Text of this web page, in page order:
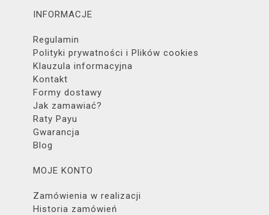
INFORMACJE
Regulamin
Polityki prywatności i Plików cookies
Klauzula informacyjna
Kontakt
Formy dostawy
Jak zamawiać?
Raty Payu
Gwarancja
Blog
MOJE KONTO
Zamówienia w realizacji
Historia zamówień